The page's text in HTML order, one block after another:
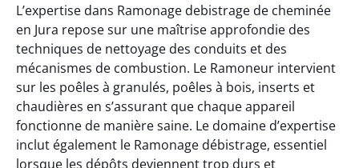
L’expertise dans Ramonage debistrage de cheminée
en Jura repose sur une maîtrise approfondie des
techniques de nettoyage des conduits et des
mécanismes de combustion. Le Ramoneur intervient
sur les poêles à granulés, poêles à bois, inserts et
chaudières en s’assurant que chaque appareil
fonctionne de manière saine. Le domaine d’expertise
inclut également le Ramonage débistrage, essentiel
lorsque les dépôts deviennent trop durs et